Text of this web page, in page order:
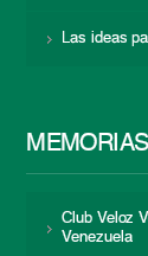
Las ideas
Club Veloz
Venezuela